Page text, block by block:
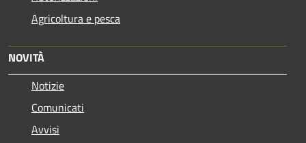
Agricoltura e pesca
NOVITÀ
Notizie
Comunicati
Avvisi